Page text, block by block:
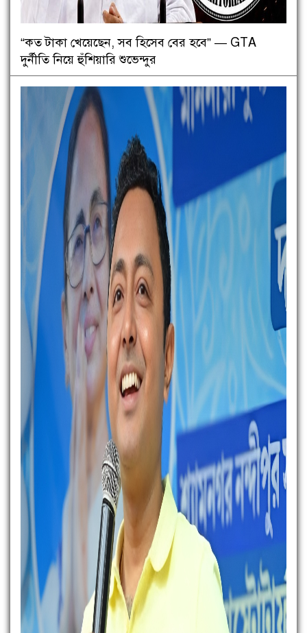
“কত টাকা খেয়েছেন, সব হিসেব বের হবে” — GTA
দুর্নীতি নিয়ে হুঁশিয়ারি শুভেন্দুর